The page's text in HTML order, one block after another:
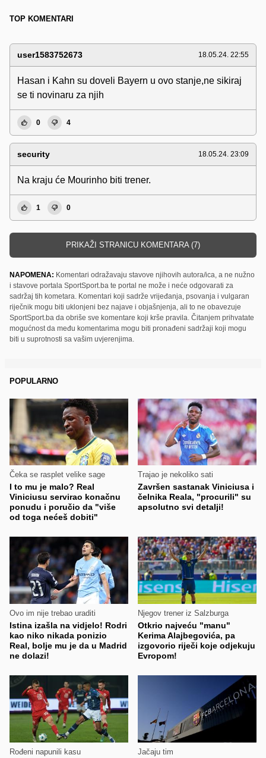
TOP KOMENTARI
user1583752673 18.05.24. 22:55
Hasan i Kahn su doveli Bayern u ovo stanje,ne sikiraj
se ti novinaru za njih
0 4
security 18.05.24. 23:09
Na kraju će Mourinho biti trener.
1 0
PRIKAŽI STRANICU KOMENTARA (7)
NAPOMENA: Komentari odražavaju stavove njihovih autora/ica, a ne nužno
i stavove portala SportSport.ba te portal ne može i neće odgovarati za
sadržaj tih kometara. Komentari koji sadrže vrijeđanja, psovanja i vulgaran
riječnik mogu biti uklonjeni bez najave i objašnjenja, ali to ne obavezuje
SportSport.ba da obriše sve komentare koji krše pravila. Čitanjem prihvatate
mogućnost da među komentarima mogu biti pronađeni sadržaji koji mogu
biti u suprotnosti sa vašim uvjerenjima.
POPULARNO
Čeka se rasplet velike sage
I to mu je malo? Real
Viniciusu servirao konačnu
ponudu i poručio da "više
od toga nećeš dobiti"
Trajao je nekoliko sati
Završen sastanak Viniciusa i
čelnika Reala, "procurili" su
apsolutno svi detalji!
Ovo im nije trebao uraditi
Istina izašla na vidjelo! Rodri
kao niko nikada ponizio
Real, bolje mu je da u Madrid
ne dolazi!
Njegov trener iz Salzburga
Otkrio najveću "manu"
Kerima Alajbegovića, pa
izgovorio riječi koje odjekuju
Evropom!
Rođeni napunili kasu Jačaju tim